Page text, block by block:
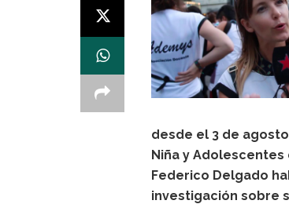
desde el 3 de
Niña y Adolescentes
Federico Delgado
investigación sobre